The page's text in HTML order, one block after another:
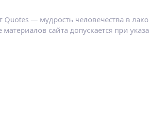
Quotes — мудрость человечества в
сайта допускается при